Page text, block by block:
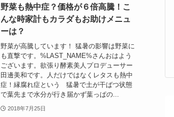
野菜も熱中症？価格が６倍高騰！こ
んな時家計もカラダもお助けメニュ
ーは？
野菜が高騰しています！ 猛暑の影響は野菜に
も直撃です。%LAST_NAME%さんおはよう
ございます。欲張り酵素美人プロデューサー
田邊美和です。人だけではなくレタスも熱中
症！縁腐れ症という 猛暑で土が干ばつ状態
で葉先まで水分が行き届かず葉っぱの...
2018年7月25日